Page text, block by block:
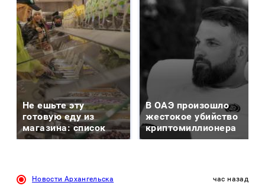
Не ешьте эту
готовую еду из
магазина: список
В ОАЭ произошло
жестокое убийство
криптомиллионера
Новости Архангельска час назад